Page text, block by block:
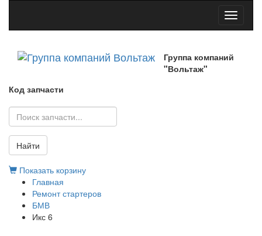
Toggle
Группа компаний
"Вольтаж"
Код запчасти
Найти
Показать корзину
Главная
Ремонт стартеров
БМВ
Икс 6